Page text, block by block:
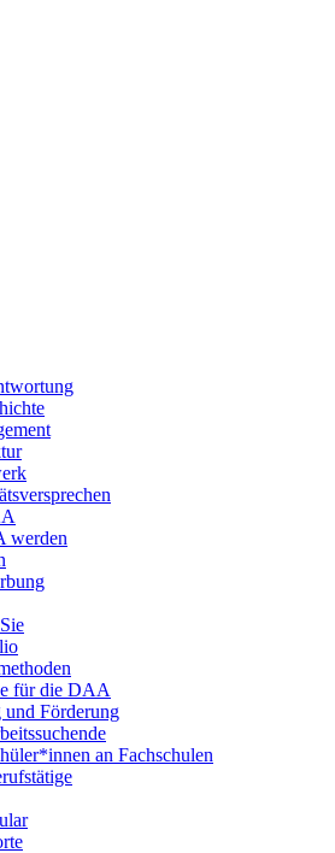
werden
für die DAA
und Förderung
an Fachschulen